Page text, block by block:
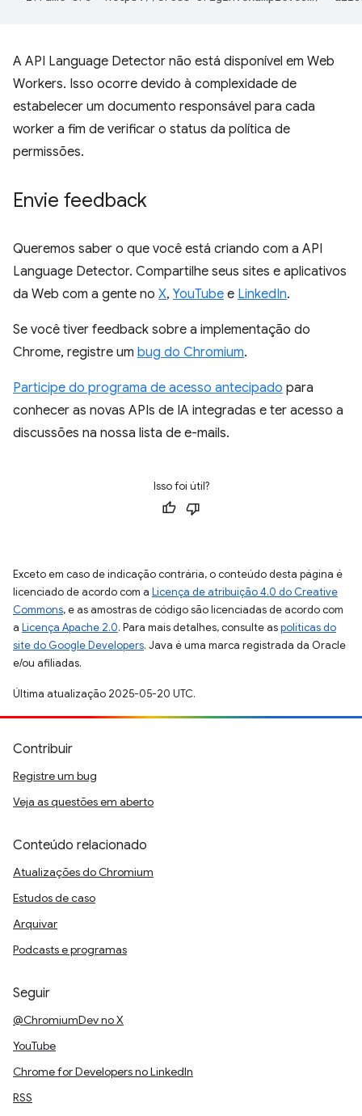
A API Language Detector não está disponível em Web
Workers. Isso ocorre devido à complexidade de
estabelecer um documento responsável para cada
worker a fim de verificar o status da política de
permissões.
Envie feedback
Queremos saber o que você está criando com a API
Language Detector. Compartilhe seus sites e aplicativos
da Web com a gente no X, YouTube e LinkedIn.
Se você tiver feedback sobre a implementação do
Chrome, registre um bug do Chromium.
Participe do programa de acesso antecipado para
conhecer as novas APIs de IA integradas e ter acesso a
discussões na nossa lista de e-mails.
Isso foi útil?
Exceto em caso de indicação contrária, o conteúdo desta página é
licenciado de acordo com a Licença de atribuição 4.0 do Creative
Commons, e as amostras de código são licenciadas de acordo com
a Licença Apache 2.0. Para mais detalhes, consulte aspolíticas do
site do Google Developers. Java é uma marca registrada da Oracle
e/ou afiliadas.
Última atualização 2025-05-20 UTC.
Contribuir
Registre um bug
Veja as questões em aberto
Conteúdo relacionado
Atualizações do Chromium
Estudos de caso
Arquivar
Podcasts e programas
Seguir
@ChromiumDev no X
YouTube
Chrome for Developers no LinkedIn
RSS